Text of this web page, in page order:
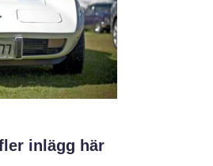
inlägg här